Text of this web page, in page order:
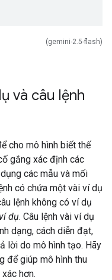
(gemini-2.5-flash)
và câu lệnh
cho mô hình biết thế
gắng xác định các
các mẫu và mối
có chứa một vài ví dụ
lệnh không có ví dụ
dụ. Câu lệnh vài ví dụ
dạng, cách diễn đạt,
lời do mô hình tạo. Hãy
để giúp mô hình thu
hơn.